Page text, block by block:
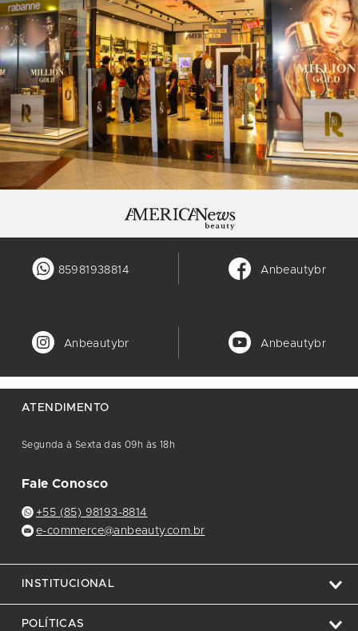
85981938814 Anbeautybr
Anbeautybr Anbeautybr
ATENDIMENTO
Segunda à Sexta das 09h às 18h
Fale Conosco
+55 (85) 98193-8814
e-commerce@anbeauty.com.br
INSTITUCIONAL
POLÍTICAS